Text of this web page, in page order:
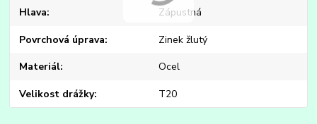
Hlava Zápustná
Povrchová úprava Zinek žlutý
Materiál Ocel
Velikost drážky T20